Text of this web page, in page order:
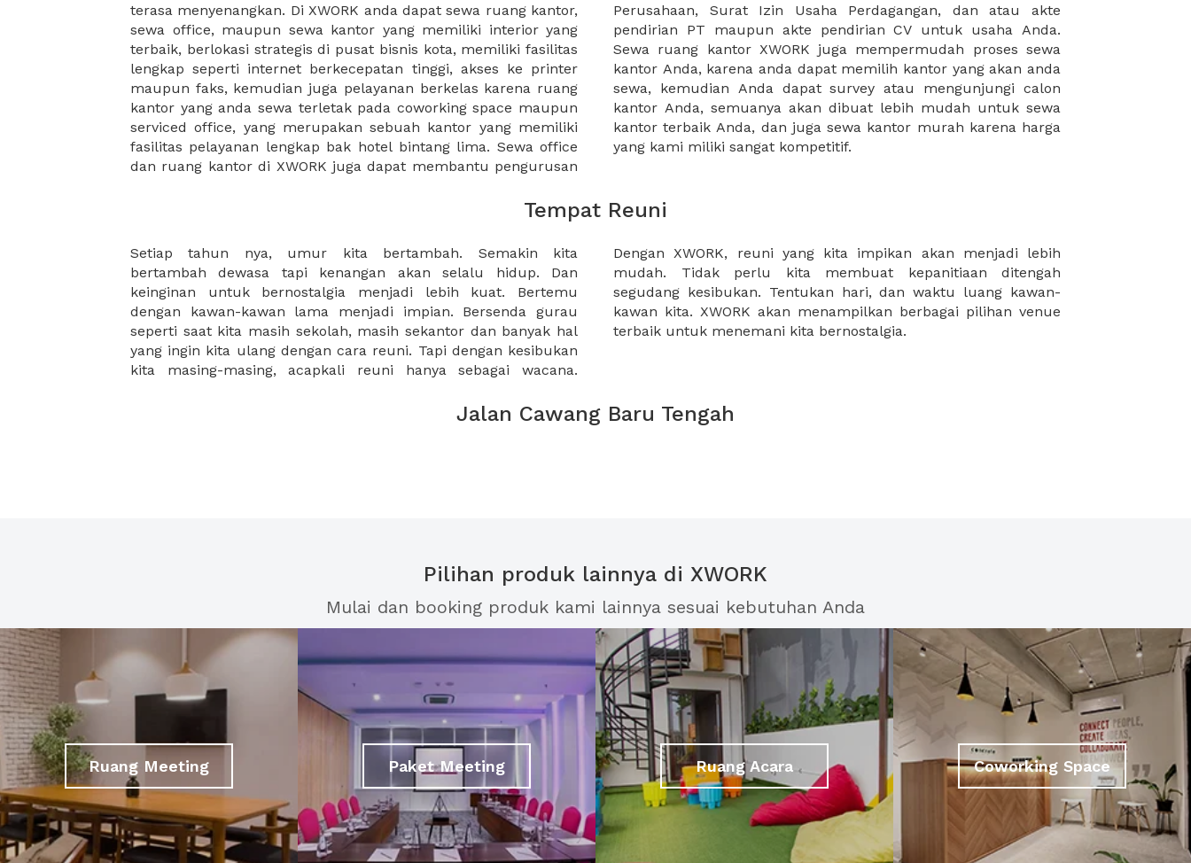
terasa menyenangkan. Di XWORK anda dapat sewa ruang kantor,
sewa office, maupun sewa kantor yang memiliki interior yang
terbaik, berlokasi strategis di pusat bisnis kota, memiliki fasilitas
lengkap seperti internet berkecepatan tinggi, akses ke printer
maupun faks, kemudian juga pelayanan berkelas karena ruang
kantor yang anda sewa terletak pada coworking space maupun
serviced office, yang merupakan sebuah kantor yang memiliki
fasilitas pelayanan lengkap bak hotel bintang lima. Sewa office
dan ruang kantor di XWORK juga dapat membantu pengurusan
Perusahaan, Surat Izin Usaha Perdagangan, dan atau akte
pendirian PT maupun akte pendirian CV untuk usaha Anda.
Sewa ruang kantor XWORK juga mempermudah proses sewa
kantor Anda, karena anda dapat memilih kantor yang akan anda
sewa, kemudian Anda dapat survey atau mengunjungi calon
kantor Anda, semuanya akan dibuat lebih mudah untuk sewa
kantor terbaik Anda, dan juga sewa kantor murah karena harga
yang kami miliki sangat kompetitif.
Tempat Reuni
Setiap tahun nya, umur kita bertambah. Semakin kita
bertambah dewasa tapi kenangan akan selalu hidup. Dan
keinginan untuk bernostalgia menjadi lebih kuat. Bertemu
dengan kawan-kawan lama menjadi impian. Bersenda gurau
seperti saat kita masih sekolah, masih sekantor dan banyak hal
yang ingin kita ulang dengan cara reuni. Tapi dengan kesibukan
kita masing-masing, acapkali reuni hanya sebagai wacana.
Dengan XWORK, reuni yang kita impikan akan menjadi lebih
mudah. Tidak perlu kita membuat kepanitiaan ditengah
segudang kesibukan. Tentukan hari, dan waktu luang kawan-
kawan kita. XWORK akan menampilkan berbagai pilihan venue
terbaik untuk menemani kita bernostalgia.
Jalan Cawang Baru Tengah
Pilihan produk lainnya di XWORK
Mulai dan booking produk kami lainnya sesuai kebutuhan Anda
Ruang Meeting Paket Meeting Ruang Acara Coworking Space